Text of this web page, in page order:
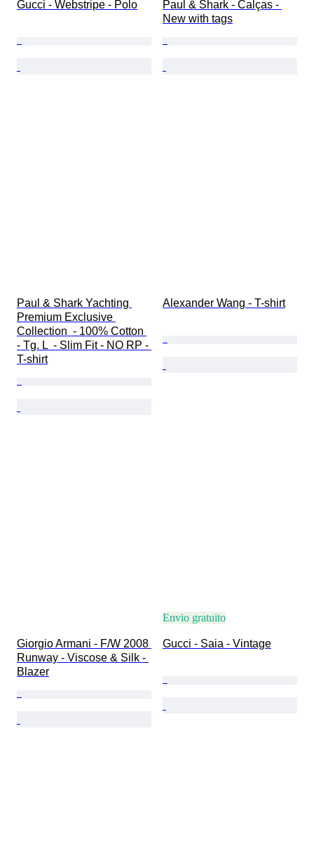
Gucci - Webstripe - Polo
Paul & Shark - Calças -
New with tags
Paul & Shark Yachting
Premium Exclusive
Collection  - 100% Cotton
- Tg. L  - Slim Fit - NO RP -
T-shirt
Alexander Wang - T-shirt
Giorgio Armani - F/W 2008
Runway - Viscose & Silk -
Blazer
Envio gratuito
Gucci - Saia - Vintage